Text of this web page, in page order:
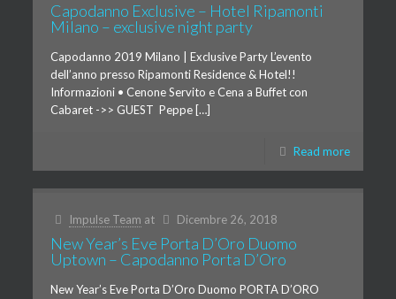
Capodanno Exclusive – Hotel Ripamonti
Milano – exclusive night party
Capodanno 2019 Milano | Exclusive Party L’evento
dell’anno presso Ripamonti Residence & Hotel!!
Informazioni • Cenone Servito e Cena a Buffet con
Cabaret ->> GUEST Peppe […]
Read more
Impulse Team at Dicembre 26, 2018
New Year’s Eve Porta D’Oro Duomo
Uptown – Capodanno Porta D’Oro
New Year’s Eve Porta D’Oro Duomo PORTA D’ORO